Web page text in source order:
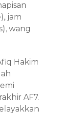
jam
wang
Hakim
AF7.